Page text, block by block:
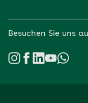
Besuchen Sie uns